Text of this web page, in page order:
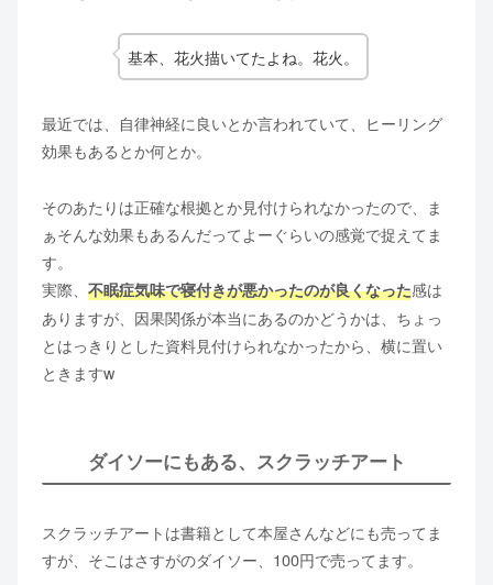
基本、花火描いてたよね。花火。
最近では、自律神経に良いとか言われていて、ヒーリング
効果もあるとか何とか。
そのあたりは正確な根拠とか見付けられなかったので、ま
ぁそんな効果もあるんだってよーぐらいの感覚で捉えてま
す。
実際、 不眠症気味で寝付きが悪かったのが良くなった感は
ありますが、因果関係が本当にあるのかどうかは、ちょっ
とはっきりとした資料見付けられなかったから、横に置い
ときますw
ダイソーにもある、スクラッチアート
スクラッチアートは書籍として本屋さんなどにも売ってま
すが、そこはさすがのダイソー、100円で売ってます。